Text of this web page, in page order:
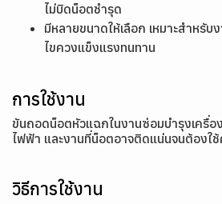
ไม่บิดน็อตชำรุด
มีหลายขนาดให้เลือก เหมาะสำหรั
ไขควงแข็งแรงทนทาน
การใช้งาน
ขันถอดน็อตหัวแฉกในงานซ่อมบำรุงเครื่อ
ไฟฟ้า และงานที่น็อตอาจติดแน่นจนต้องใ
วิธีการใช้งาน